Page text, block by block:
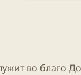
во благо